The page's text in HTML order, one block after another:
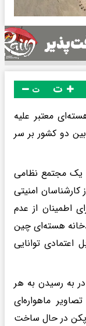
ت
معتبر علیه
دو کشور بر سر
یک مجتمع نظامی
امنیتی
اطمینان از عدم
هسته‌ای چین
توانایی
به رسیدن به هر
ماهواره‌ای
در حال ساخت